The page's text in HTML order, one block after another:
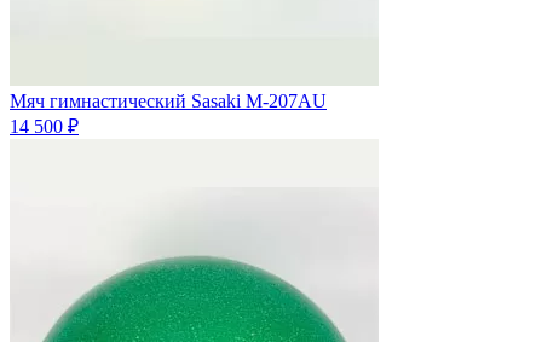
Мяч гимнастический Sasaki M-207AU
14 500 ₽